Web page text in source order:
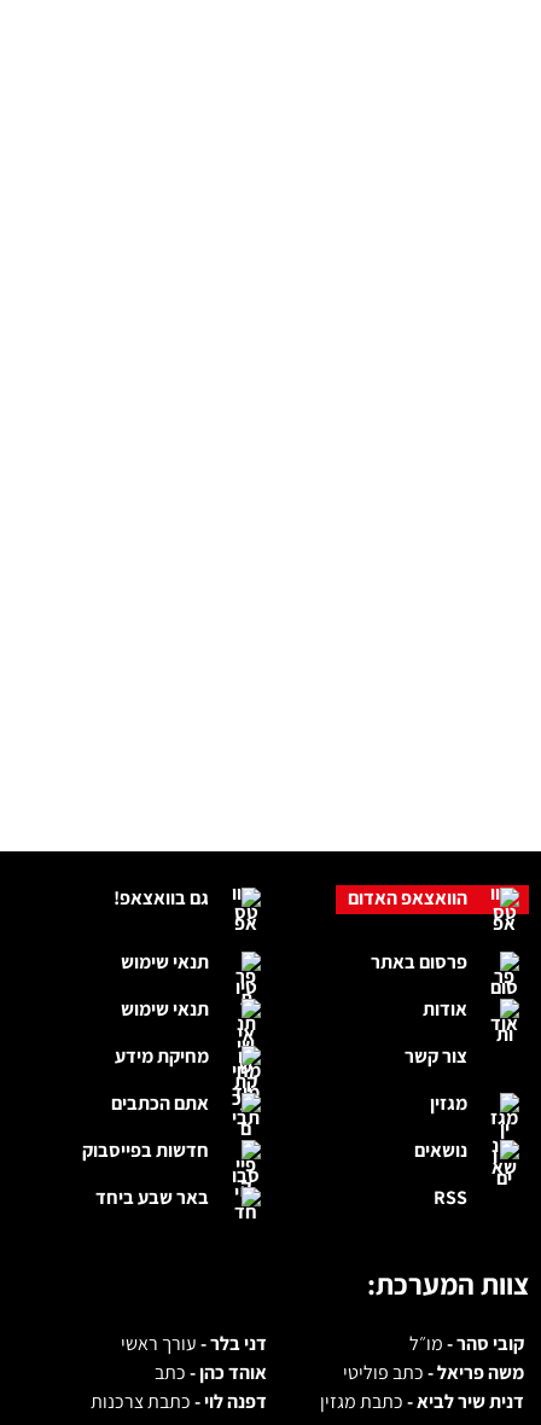
גם בוואצאפ!
תנאי שימוש
תנאי שימוש
מחיקת מידע
אתם הכתבים
חדשות בפייסבוק
באר שבע ביחד
הוואצאפ האדום
פרסום באתר
אודות
צור קשר
מגזין
נושאים
RSS
צוות המערכת:
קובי סהר -מו״ל דני בלר -עורך ראשי
משה פריאל -כתב פוליטי אוהד כהן -כתב
דנית שיר לביא -כתבת מגזין דפנה לוי -כתבת צרכנות